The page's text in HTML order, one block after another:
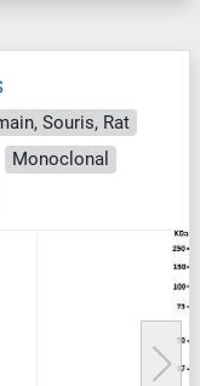
Souris, Rat
Monoclonal